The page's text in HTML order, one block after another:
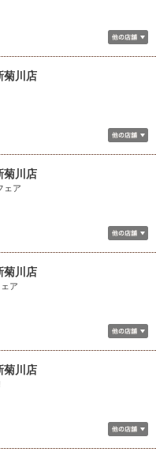
菊川店
菊川店
ェア
菊川店
ア
菊川店